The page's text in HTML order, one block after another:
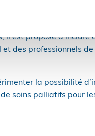
il est proposé d’inclure
des professionnels
la possibilité
soins palliatifs pour